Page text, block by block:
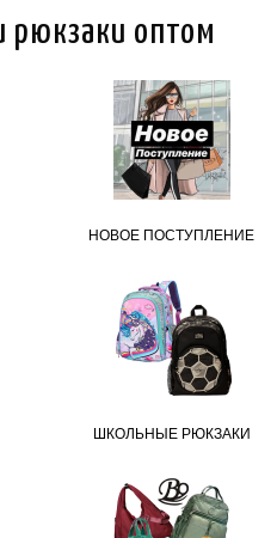
рюкзаки оптом
НОВОЕ ПОСТУПЛЕНИЕ
ШКОЛЬНЫЕ РЮКЗАКИ